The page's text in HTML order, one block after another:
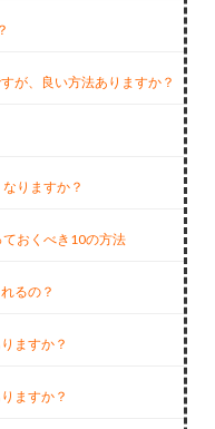
が、良い方法ありますか？
りますか？
おくべき10の方法
るの？
ますか？
ますか？